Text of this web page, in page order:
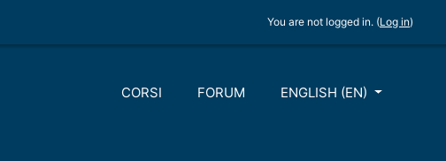
You are not logged in. (Log in)
CORSI FORUM ENGLISH ‎(EN)‎